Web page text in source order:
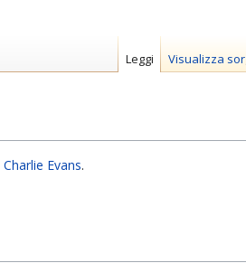
Charlie Evans.
Leggi Visualizza